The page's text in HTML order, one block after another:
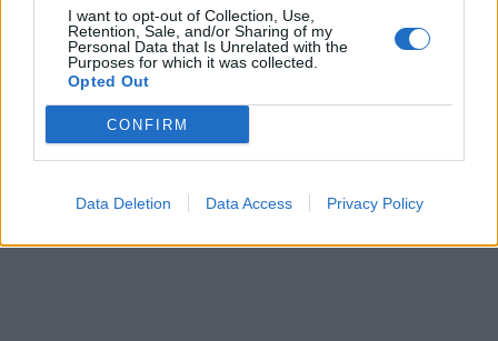
I want to opt-out of Collection, Use,
Retention, Sale, and/or Sharing of my
Personal Data that Is Unrelated with the
Purposes for which it was collected.
Opted Out
CONFIRM
Data Deletion Data Access Privacy Policy